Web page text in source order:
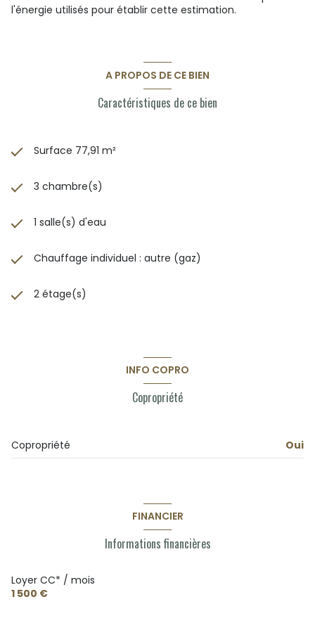
l'énergie utilisés pour établir cette estimation.
A PROPOS DE CE BIEN
Caractéristiques de ce bien
Surface 77,91 m²
3 chambre(s)
1 salle(s) d'eau
Chauffage individuel : autre (gaz)
2 étage(s)
INFO COPRO
Copropriété
Copropriété Oui
FINANCIER
Informations financières
Loyer CC* / mois
1 500 €